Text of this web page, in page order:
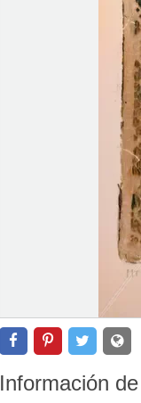
Información